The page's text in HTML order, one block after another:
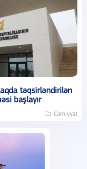
təqsirləndirilən
başlayır
Cəmiyyət